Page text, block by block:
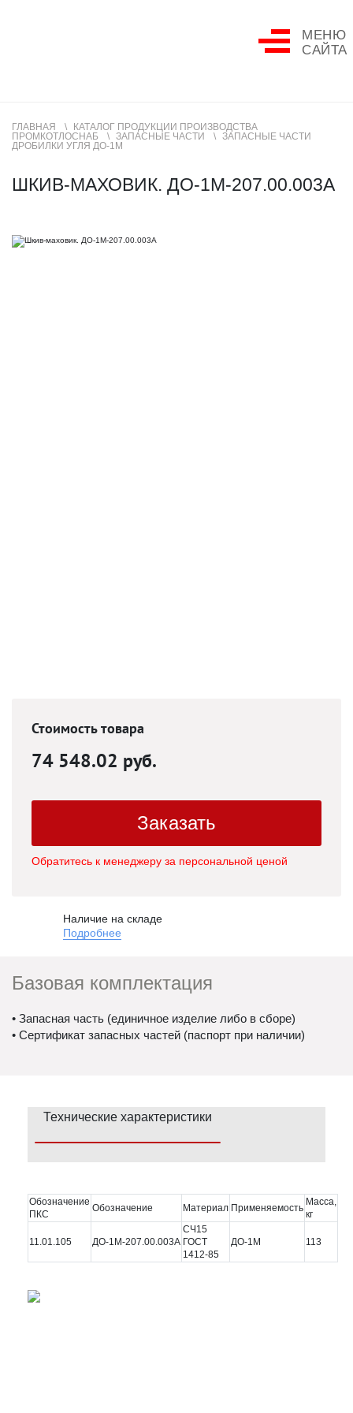
МЕНЮ
САЙТА
ГЛАВНАЯ
КАТАЛОГ ПРОДУКЦИИ ПРОИЗВОДСТВА
ПРОМКОТЛОСНАБ
ЗАПАСНЫЕ ЧАСТИ
ЗАПАСНЫЕ ЧАСТИ
ДРОБИЛКИ УГЛЯ ДО-1М
ШКИВ-МАХОВИК. ДО-1М-207.00.003А
Стоимость товара
74 548.02 руб.
Заказать
Обратитесь к менеджеру за персональной ценой
Наличие на складе
Подробнее
Базовая комплектация
• Запасная часть (единичное изделие либо в сборе)
• Сертификат запасных частей (паспорт при наличии)
Технические характеристики
Обозначение
ПКС
Обозначение Материал Применяемость
Масса,
кг
11.01.105 ДО-1М-207.00.003А
СЧ15
ГОСТ
1412-85
ДО-1М 113